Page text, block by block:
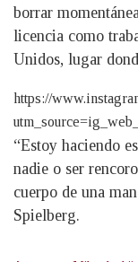
borrar
licencia como
Unidos, lugar
https://
“Estoy haciendo
nadie o ser
cuerpo de una
Spielberg.